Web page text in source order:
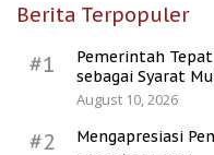
Berita Terpopuler
#1
Pemerintah
sebagai Syarat
August 10, 2026
#2
Mengapresiasi